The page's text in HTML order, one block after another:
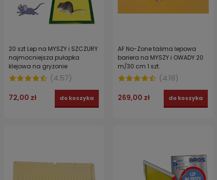
20 szt Lep na MYSZY i SZCZURY
najmocniejsza pułapka
klejowa na gryzonie
(4.57)
72,00 zł do koszyka
AF No-Zone taśma lepowa
bariera na MYSZY i OWADY 20
m/30 cm 1 szt.
(4.18)
269,00 zł do koszyka